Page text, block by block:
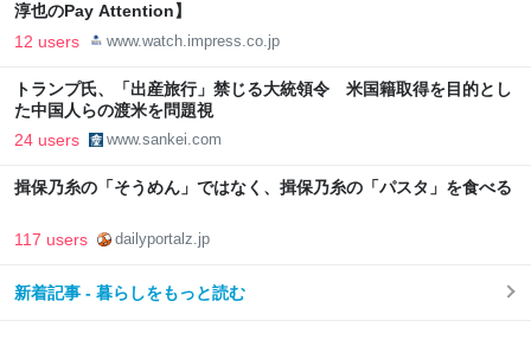
淳也のPay Attention】
12 users www.watch.impress.co.jp
トランプ氏、「出産旅行」禁じる大統領令 米国籍取得を目的とし
た中国人らの渡米を問題視
24 users www.sankei.com
揖保乃糸の「そうめん」ではなく、揖保乃糸の「パスタ」を食べる
117 users dailyportalz.jp
新着記事 - 暮らしをもっと読む